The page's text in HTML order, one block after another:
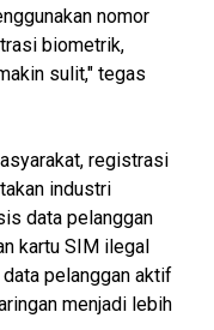
nomor
biometrik,
sulit," tegas
registrasi
industri
data pelanggan
kartu SIM ilegal
pelanggan aktif
menjadi lebih